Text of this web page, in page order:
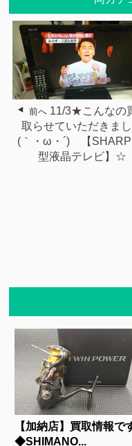
前へ 11/3★こんなの
取らせていただきま
(｀・ω・´)ゞ【
型液晶テレビ】☆
【加納店】買取情報で
◆SHIMANO...